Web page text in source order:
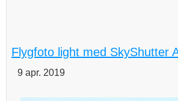
Flygfoto light med SkyShutter
9 apr. 2019